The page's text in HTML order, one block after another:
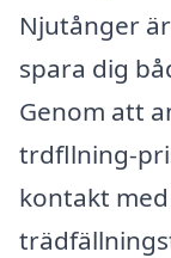
Njutånger
spara dig
Genom att
trdfllning-
kontakt